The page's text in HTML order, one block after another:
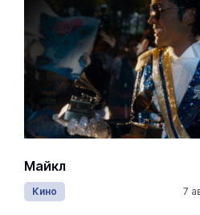
Майкл
Кино 7
В Йошкар-Оле 530 пешеходных
переходов.
Транспорт и дороги 17:50